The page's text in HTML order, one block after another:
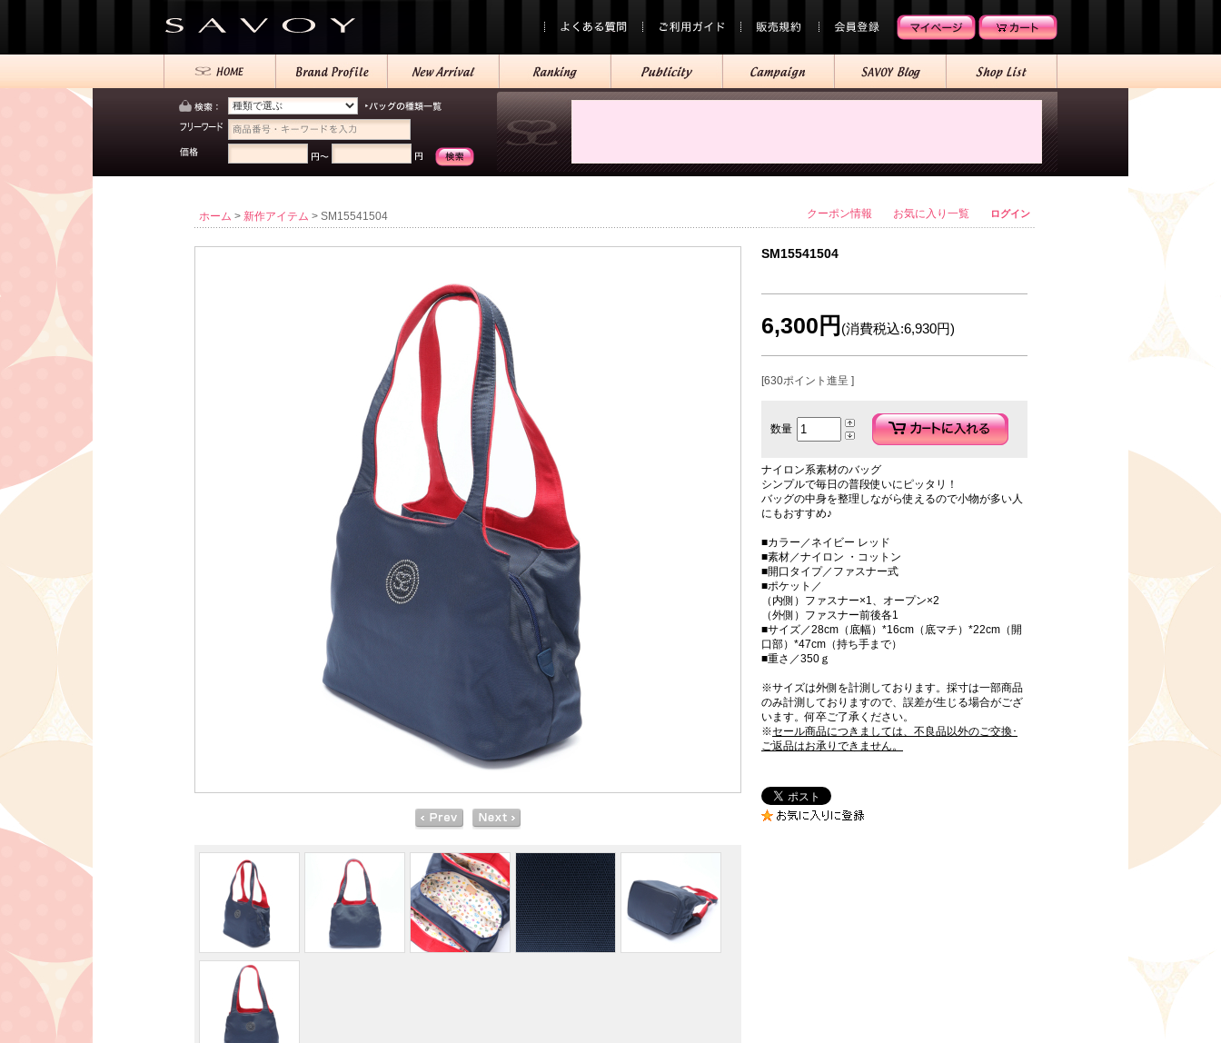
クーポン情報 お気に入り一覧 ログイン
ホーム > 新作アイテム > SM15541504
SM15541504
ナイロン系素材のバッグ
シンプルで毎日の普段使いにピッタリ！
バッグの中身を整理しながら使えるので小物が多い人
にもおすすめ♪
■カラー／ネイビー レッド
■素材／ナイロン ・コットン
■開口タイプ／ファスナー式
■ポケット／
（内側）ファスナー×1、オープン×2
（外側）ファスナー前後各1
■サイズ／28cm（底幅）*16cm（底マチ）*22cm（開
口部）*47cm（持ち手まで）
■重さ／350ｇ
※サイズは外側を計測しております。採寸は一部商品
のみ計測しておりますので、誤差が生じる場合がござ
います。何卒ご了承ください。
※セール商品につきましては、不良品以外のご交換･
ご返品はお承りできません。
6,300円 (消費税込:6,930円)
[630ポイント進呈 ]
数量